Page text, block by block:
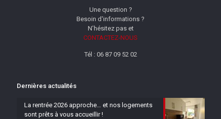
Une question ?
Besoin d'informations ?
N’hésitez pas et
CONTACTEZ-NOUS
Tél : 06 87 09 52 02
Dernières actualités
La rentrée 2026 approche… et nos logements
sont prêts à vous accueillir !